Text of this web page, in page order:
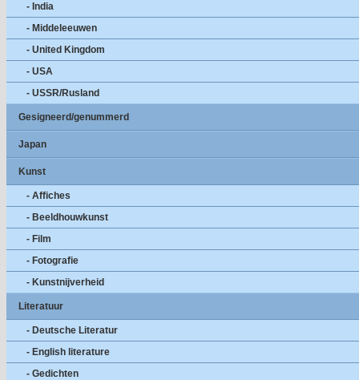
- India
- Middeleeuwen
- United Kingdom
- USA
- USSR/Rusland
Gesigneerd/genummerd
Japan
Kunst
- Affiches
- Beeldhouwkunst
- Film
- Fotografie
- Kunstnijverheid
Literatuur
- Deutsche Literatur
- English literature
- Gedichten